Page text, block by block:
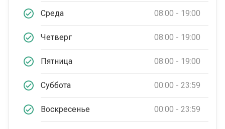
Среда 08:00 - 19:00
Четверг 08:00 - 19:00
Пятница 08:00 - 19:00
Суббота 00:00 - 23:59
Воскресенье 00:00 - 23:59